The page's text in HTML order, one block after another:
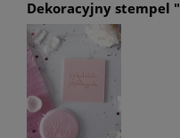
Dekoracyjny stempel